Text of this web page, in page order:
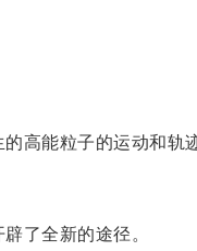
高能粒子的运动和轨
了全新的途径。